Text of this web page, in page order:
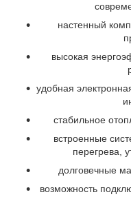
настенный
высокая
удобная
стабильное
встроенные
перегрева,
долговечные
возможность